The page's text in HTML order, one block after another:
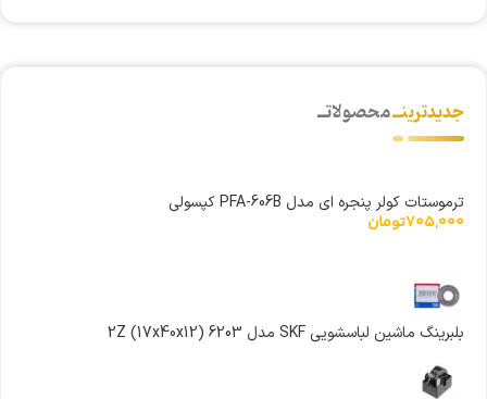
جدیدترینــمحصولاتــ
ترموستات کولر پنجره ای مدل PFA-606B کپسولی
705,000تومان
بلبرینگ ماشین لباسشویی SKF مدل 6203 2Z (17x40x12)